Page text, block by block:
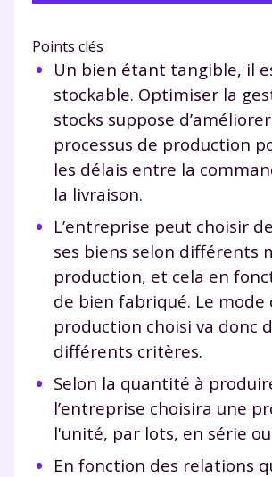
Points clés
Un bien étant tangible, il
stockable. Optimiser la
stocks suppose
processus de production
les délais entre la
la livraison.
L’entreprise peut choisir
ses biens selon différents
production, et cela en
de bien fabriqué. Le mode
production choisi va donc
différents critères.
Selon la quantité à
l’entreprise choisira une
l'unité, par lots, en série
En fonction des relations